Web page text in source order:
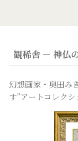
観稀舎 － 神仏
幻想画家・奥田み
す”アートコレクシ